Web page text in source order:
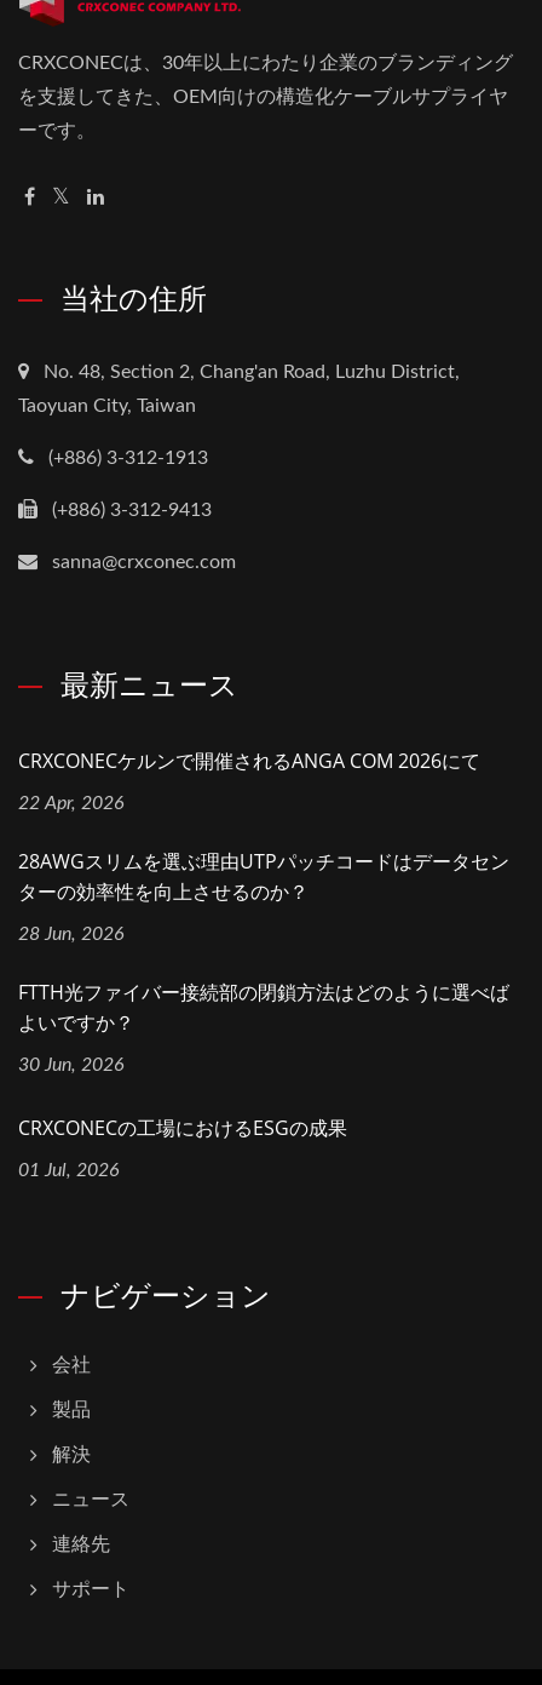
CRXCONECは、30年以上にわたり企業のブランディング
を支援してきた、OEM向けの構造化ケーブルサプライヤ
ーです。
当社の住所
No. 48, Section 2, Chang'an Road, Luzhu District,
Taoyuan City, Taiwan
(+886) 3-312-1913
(+886) 3-312-9413
sanna@crxconec.com
最新ニュース
CRXCONECケルンで開催されるANGA COM 2026にて
22 Apr, 2026
28AWGスリムを選ぶ理由UTPパッチコードはデータセン
ターの効率性を向上させるのか？
28 Jun, 2026
FTTH光ファイバー接続部の閉鎖方法はどのように選べば
よいですか？
30 Jun, 2026
CRXCONECの工場におけるESGの成果
01 Jul, 2026
ナビゲーション
会社
製品
解決
ニュース
連絡先
サポート